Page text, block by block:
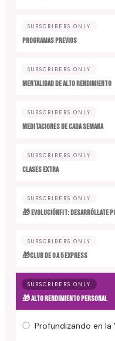
SUBSCRIBERS ONLY
PROGRAMAS PREVIOS
SUBSCRIBERS ONLY
MENTALIDAD DE ALTO RENDIMIENTO
SUBSCRIBERS ONLY
MEDITACIONES DE CADA SEMANA
SUBSCRIBERS ONLY
CLASES EXTRA
SUBSCRIBERS ONLY
🎁 EvoluciónFit: desarróllate
SUBSCRIBERS ONLY
🎁Club de 0 a 5 EXPRESS
SUBSCRIBERS ONLY
🎁 ALTO RENDIMIENTO PERSONAL
Profundizando en la